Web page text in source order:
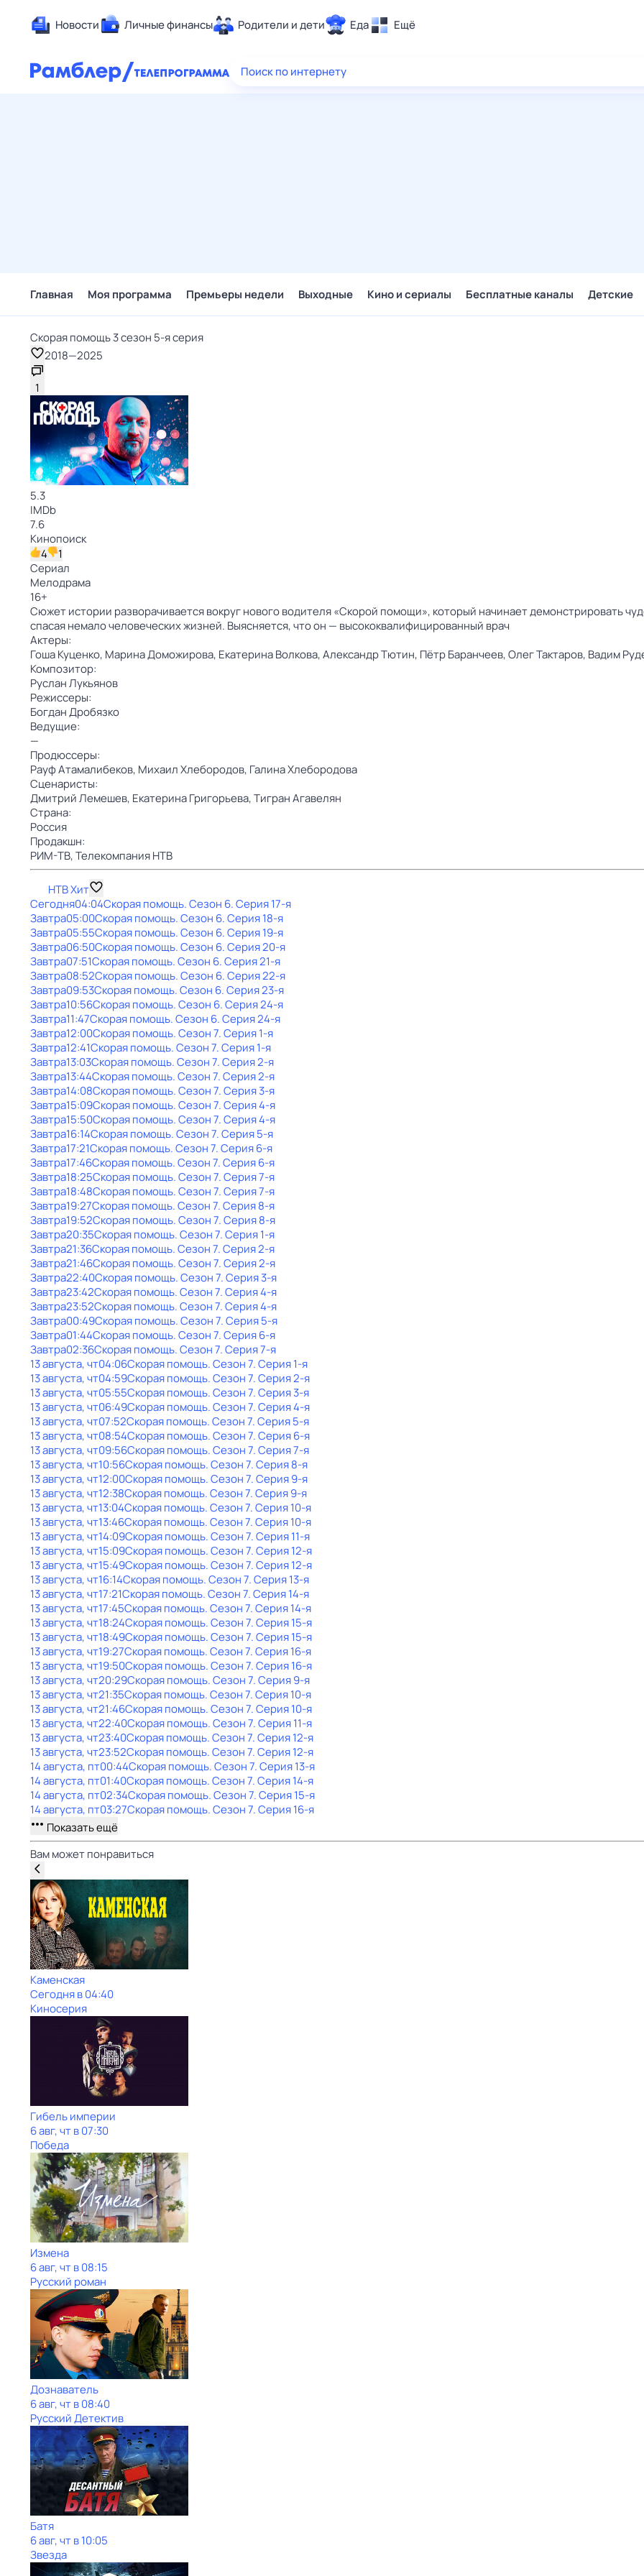
Новости Личные финансы Родители и дети Еда Ещё
Здоровье
Поиск по интернету
Главная Моя программа Премьеры недели Выходные Кино и сериалы Бесплатные каналы Детские
Скорая помощь 3 сезон 5-я серия
2018—2025
1
5.3
IMDb
7.6
Кинопоиск
4
1
Сериал
Мелодрама
16+
Сюжет истории разворачивается вокруг нового водителя «Скорой помощи», который начинает демонстрировать
спасая немало человеческих жизней. Выясняется, что он — высококвалифицированный врач
Актеры:
Гоша Куценко, Марина Доможирова, Екатерина Волкова,Александр Тютин, Пётр Баранчеев,Олег Тактаров, Вадим
Композитор:
Руслан Лукьянов
Режиссеры:
Богдан Дробязко
Ведущие:
—
Продюссеры:
Рауф Атамалибеков, Михаил Хлебородов, Галина Хлебородова
Сценаристы:
Дмитрий Лемешев, Екатерина Григорьева,Тигран Агавелян
Страна:
Россия
Продакшн:
РИМ-ТВ,Телекомпания НТВ
НТВ Хит
Сегодня04:04Скорая помощь. Сезон 6. Серия 17-я
Завтра05:00Скорая помощь. Сезон 6. Серия 18-я
Завтра05:55Скорая помощь. Сезон 6. Серия 19-я
Завтра06:50Скорая помощь. Сезон 6. Серия 20-я
Завтра07:51Скорая помощь. Сезон 6. Серия 21-я
Завтра08:52Скорая помощь. Сезон 6. Серия 22-я
Завтра09:53Скорая помощь. Сезон 6. Серия 23-я
Завтра10:56Скорая помощь. Сезон 6. Серия 24-я
Завтра11:47Скорая помощь. Сезон 6. Серия 24-я
Завтра12:00Скорая помощь. Сезон 7. Серия 1-я
Завтра12:41Скорая помощь. Сезон 7. Серия 1-я
Завтра13:03Скорая помощь. Сезон 7. Серия 2-я
Завтра13:44Скорая помощь. Сезон 7. Серия 2-я
Завтра14:08Скорая помощь. Сезон 7. Серия 3-я
Завтра15:09Скорая помощь. Сезон 7. Серия 4-я
Завтра15:50Скорая помощь. Сезон 7. Серия 4-я
Завтра16:14Скорая помощь. Сезон 7. Серия 5-я
Завтра17:21Скорая помощь. Сезон 7. Серия 6-я
Завтра17:46Скорая помощь. Сезон 7. Серия 6-я
Завтра18:25Скорая помощь. Сезон 7. Серия 7-я
Завтра18:48Скорая помощь. Сезон 7. Серия 7-я
Завтра19:27Скорая помощь. Сезон 7. Серия 8-я
Завтра19:52Скорая помощь. Сезон 7. Серия 8-я
Завтра20:35Скорая помощь. Сезон 7. Серия 1-я
Завтра21:36Скорая помощь. Сезон 7. Серия 2-я
Завтра21:46Скорая помощь. Сезон 7. Серия 2-я
Завтра22:40Скорая помощь. Сезон 7. Серия 3-я
Завтра23:42Скорая помощь. Сезон 7. Серия 4-я
Завтра23:52Скорая помощь. Сезон 7. Серия 4-я
Завтра00:49Скорая помощь. Сезон 7. Серия 5-я
Завтра01:44Скорая помощь. Сезон 7. Серия 6-я
Завтра02:36Скорая помощь. Сезон 7. Серия 7-я
13 августа, чт04:06Скорая помощь. Сезон 7. Серия 1-я
13 августа, чт04:59Скорая помощь. Сезон 7. Серия 2-я
13 августа, чт05:55Скорая помощь. Сезон 7. Серия 3-я
13 августа, чт06:49Скорая помощь. Сезон 7. Серия 4-я
13 августа, чт07:52Скорая помощь. Сезон 7. Серия 5-я
13 августа, чт08:54Скорая помощь. Сезон 7. Серия 6-я
13 августа, чт09:56Скорая помощь. Сезон 7. Серия 7-я
13 августа, чт10:56Скорая помощь. Сезон 7. Серия 8-я
13 августа, чт12:00Скорая помощь. Сезон 7. Серия 9-я
13 августа, чт12:38Скорая помощь. Сезон 7. Серия 9-я
13 августа, чт13:04Скорая помощь. Сезон 7. Серия 10-я
13 августа, чт13:46Скорая помощь. Сезон 7. Серия 10-я
13 августа, чт14:09Скорая помощь. Сезон 7. Серия 11-я
13 августа, чт15:09Скорая помощь. Сезон 7. Серия 12-я
13 августа, чт15:49Скорая помощь. Сезон 7. Серия 12-я
13 августа, чт16:14Скорая помощь. Сезон 7. Серия 13-я
13 августа, чт17:21Скорая помощь. Сезон 7. Серия 14-я
13 августа, чт17:45Скорая помощь. Сезон 7. Серия 14-я
13 августа, чт18:24Скорая помощь. Сезон 7. Серия 15-я
13 августа, чт18:49Скорая помощь. Сезон 7. Серия 15-я
13 августа, чт19:27Скорая помощь. Сезон 7. Серия 16-я
13 августа, чт19:50Скорая помощь. Сезон 7. Серия 16-я
13 августа, чт20:29Скорая помощь. Сезон 7. Серия 9-я
13 августа, чт21:35Скорая помощь. Сезон 7. Серия 10-я
13 августа, чт21:46Скорая помощь. Сезон 7. Серия 10-я
13 августа, чт22:40Скорая помощь. Сезон 7. Серия 11-я
13 августа, чт23:40Скорая помощь. Сезон 7. Серия 12-я
13 августа, чт23:52Скорая помощь. Сезон 7. Серия 12-я
14 августа, пт00:44Скорая помощь. Сезон 7. Серия 13-я
14 августа, пт01:40Скорая помощь. Сезон 7. Серия 14-я
14 августа, пт02:34Скорая помощь. Сезон 7. Серия 15-я
14 августа, пт03:27Скорая помощь. Сезон 7. Серия 16-я
Показать ещё
Вам может понравиться
Каменская
Сегодня в 04:40
Киносерия
Гибель империи
6 авг, чт в 07:30
Победа
Измена
6 авг, чт в 08:15
Русский роман
Дознаватель
6 авг, чт в 08:40
Русский Детектив
Батя
6 авг, чт в 10:05
Звезда